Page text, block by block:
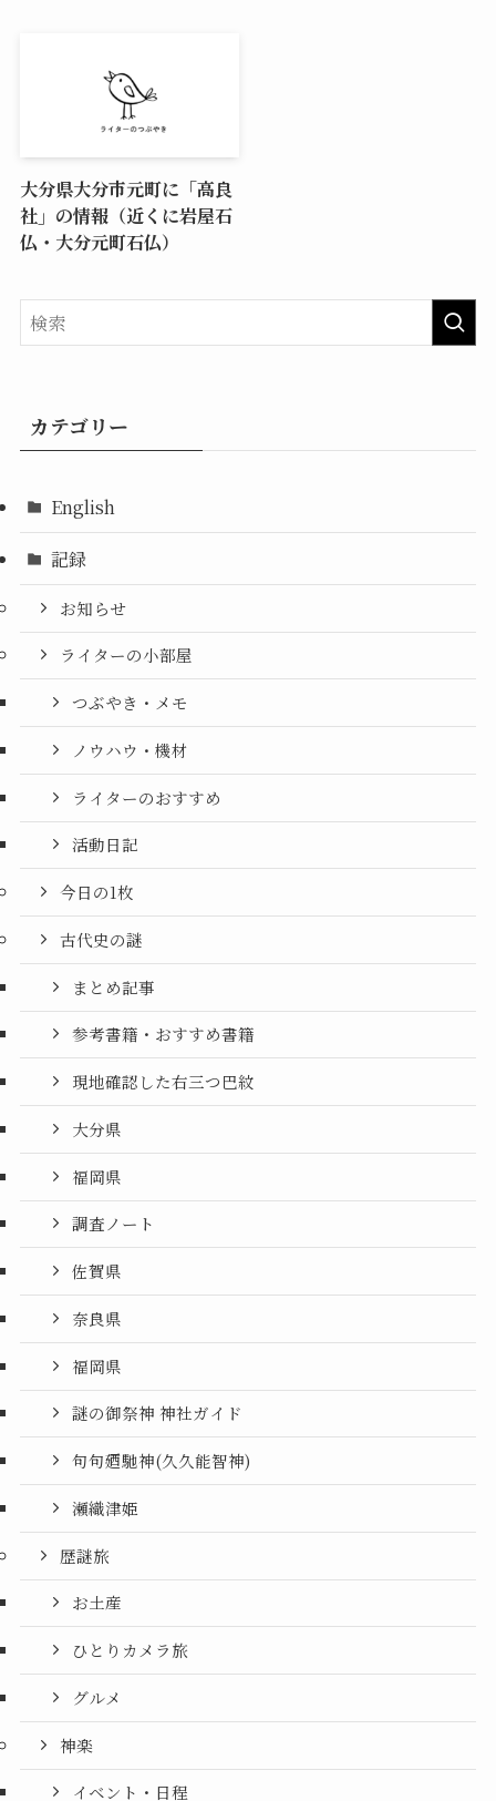
大分県大分市元町に「高良
社」の情報（近くに岩屋石
仏・大分元町石仏）
カテゴリー
English
記録
お知らせ
ライターの小部屋
つぶやき・メモ
ノウハウ・機材
ライターのおすすめ
活動日記
今日の1枚
古代史の謎
まとめ記事
参考書籍・おすすめ書籍
現地確認した右三つ巴紋
大分県
福岡県
調査ノート
佐賀県
奈良県
福岡県
謎の御祭神 神社ガイド
句句廼馳神(久久能智神)
瀬織津姫
歴謎旅
お土産
ひとりカメラ旅
グルメ
神楽
イベント・日程